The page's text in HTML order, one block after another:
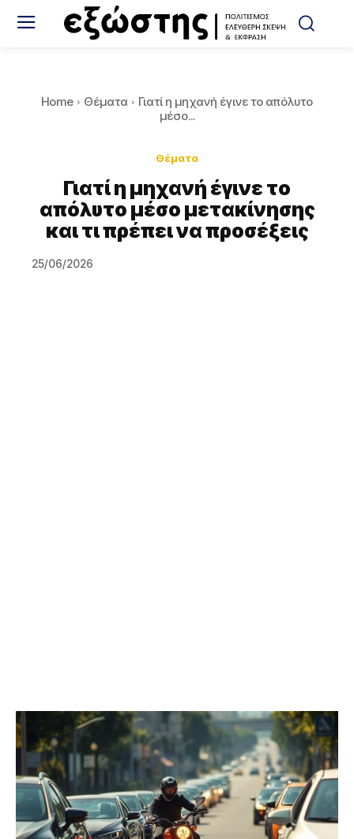
Home Θέματα
Γιατί η μηχανή έγινε το απόλυτο
μέσο...
Θέματα
Γιατί η μηχανή έγινε το
απόλυτο μέσο μετακίνησης
και τι πρέπει να προσέξεις
25/06/2026